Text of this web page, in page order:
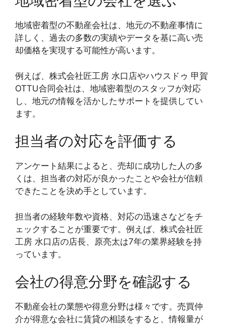
地域密着型の不動産会社は、地元の不動産事情に
詳しく、過去の多数の実績やデータを基に高い売
却価格を実現する可能性が高います。
例えば、株式会社匠工房 水口店やハウスドゥ 甲賀
OTTU合同会社は、地域密着型のスタッフが対応
し、地元の情報を活かしたサポートを提供してい
ます。
担当者の対応を評価する
アンケート結果によると、売却に成功した人の多
くは、担当者の対応が良かったことや会社が信頼
できたことを決め手としています。
担当者の経験年数や資格、対応の迅速さなどをチ
ェックすることが重要です。例えば、株式会社匠
工房 水口店の店長、原亮太は7年の業界経験を持
っています。
会社の得意分野を確認する
不動産会社の業態や得意分野は様々です。売買仲
介が得意な会社に賃貸の相談をすると、情報量が